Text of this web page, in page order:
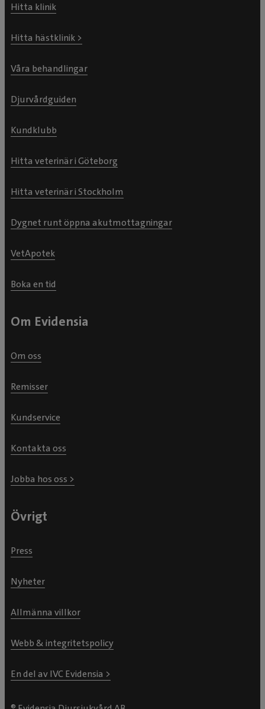
Hitta klinik
Hitta hästklinik >
Våra behandlingar
Djurvårdguiden
Kundklubb
Hitta veterinär i Göteborg
Hitta veterinär i Stockholm
Dygnet runt öppna akutmottagningar
VetApotek
Boka en tid
Om Evidensia
Om oss
Remisser
Kundservice
Kontakta oss
Jobba hos oss >
Övrigt
Press
Nyheter
Allmänna villkor
Webb & integritetspolicy
En del av IVC Evidensia >